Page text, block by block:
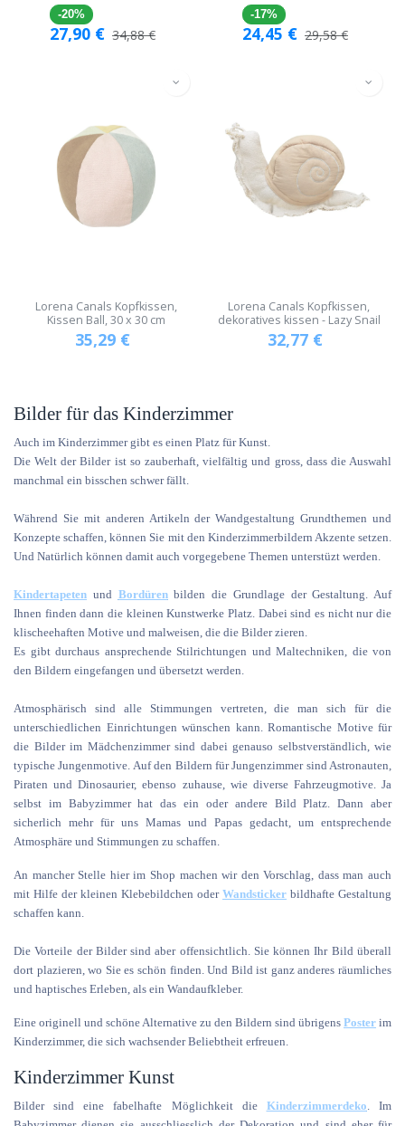
-20%
27,90 € 34,88€
-17%
24,45 € 29,58€
Lorena Canals Kopfkissen,
Kissen Ball, 30 x 30 cm
35,29 €
Lorena Canals Kopfkissen,
dekoratives kissen - Lazy Snail
32,77 €
Bilder für das Kinderzimmer
Auch im Kinderzimmer gibt es einen Platz für Kunst.
Die Welt der Bilder ist so zauberhaft, vielfältig und gross, dass die Auswahl
manchmal ein bisschen schwer fällt.
Während Sie mit anderen Artikeln der Wandgestaltung Grundthemen und
Konzepte schaffen, können Sie mit den Kinderzimmerbildern Akzente setzen.
Und Natürlich können damit auch vorgegebene Themen unterstüzt werden.
Kindertapeten und Bordürenbilden die Grundlage der Gestaltung. Auf
Ihnen finden dann die kleinen Kunstwerke Platz. Dabei sind es nicht nur die
klischeehaften Motive und malweisen, die die Bilder zieren.
Es gibt durchaus ansprechende Stilrichtungen und Maltechniken, die von
den Bildern eingefangen und übersetzt werden.
Atmosphärisch sind alle Stimmungen vertreten, die man sich für die
unterschiedlichen Einrichtungen wünschen kann. Romantische Motive für
die Bilder im Mädchenzimmer sind dabei genauso selbstverständlich, wie
typische Jungenmotive. Auf den Bildern für Jungenzimmer sind Astronauten,
Piraten und Dinosaurier, ebenso zuhause, wie diverse Fahrzeugmotive. Ja
selbst im Babyzimmer hat das ein oder andere Bild Platz. Dann aber
sicherlich mehr für uns Mamas und Papas gedacht, um entsprechende
Atmosphäre und Stimmungen zu schaffen.
An mancher Stelle hier im Shop machen wir den Vorschlag, dass man auch
mit Hilfe der kleinen Klebebildchen oder Wandsticker bildhafte Gestaltung
schaffen kann.
Die Vorteile der Bilder sind aber offensichtlich. Sie können Ihr Bild überall
dort plazieren, wo Sie es schön finden. Und Bild ist ganz anderes räumliches
und haptisches Erleben, als ein Wandaufkleber.
Eine originell und schöne Alternative zu den Bildern sind übrigens Poster im
Kinderzimmer, die sich wachsender Beliebtheit erfreuen.
Kinderzimmer Kunst
Bilder sind eine fabelhafte Möglichkeit die Kinderzimmerdeko . Im